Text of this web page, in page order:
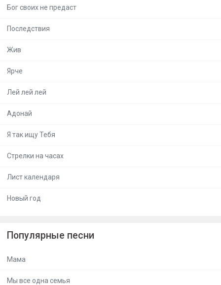
Бог своих не предаст
Последствия
Жив
Ярче
Лей лей лей
Адонай
Я так ищу Тебя
Стрелки на часах
Лист календаря
Новый год
Популярные песни
Мама
Мы все одна семья